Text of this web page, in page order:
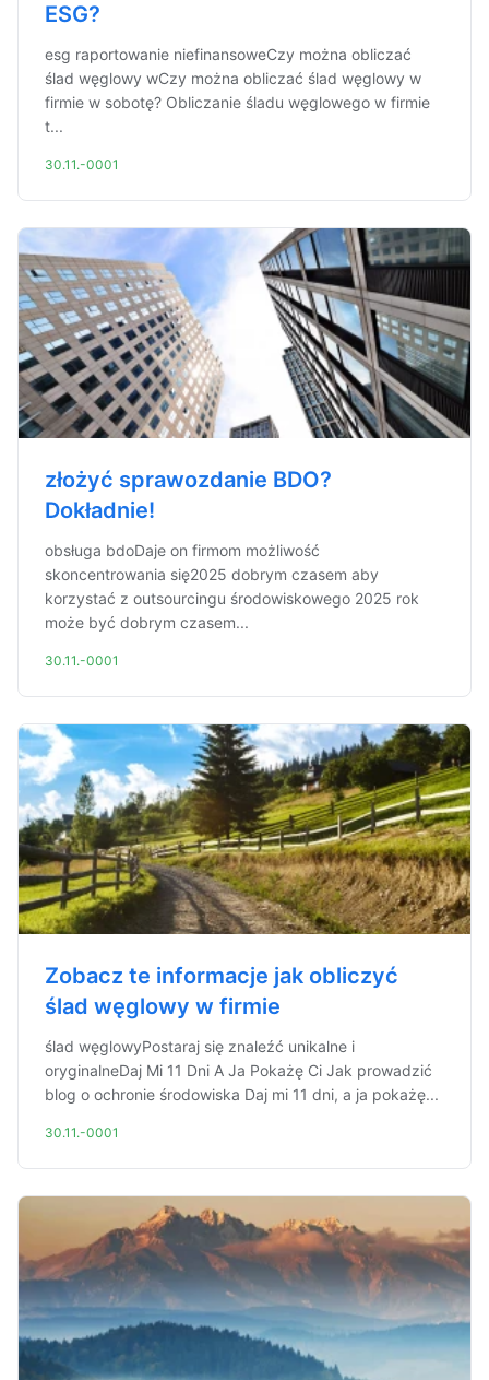
ESG?
esg raportowanie niefinansoweCzy można obliczać
ślad węglowy wCzy można obliczać ślad węglowy w
firmie w sobotę? Obliczanie śladu węglowego w firmie
t...
30.11.-0001
złożyć sprawozdanie BDO?
Dokładnie!
obsługa bdoDaje on firmom możliwość
skoncentrowania się2025 dobrym czasem aby
korzystać z outsourcingu środowiskowego 2025 rok
może być dobrym czasem...
30.11.-0001
Zobacz te informacje jak obliczyć
ślad węglowy w firmie
ślad węglowyPostaraj się znaleźć unikalne i
oryginalneDaj Mi 11 Dni A Ja Pokażę Ci Jak prowadzić
blog o ochronie środowiska Daj mi 11 dni, a ja pokażę...
30.11.-0001